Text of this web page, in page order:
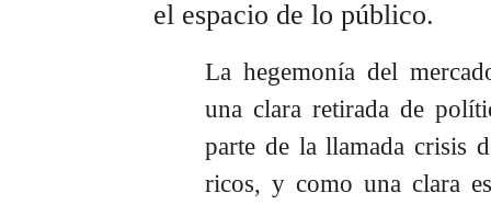
el espacio de lo público.
La hegemonía del
una clara retirada de
parte de la llamada crisis
ricos, y como una clara